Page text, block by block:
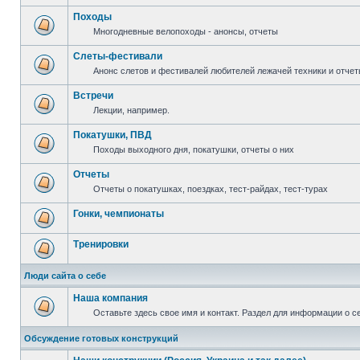
Походы
Многодневные велопоходы - анонсы, отчеты
Слеты-фестивали
Анонс слетов и фестивалей любителей лежачей техники и
Встречи
Лекции, например.
Покатушки, ПВД
Походы выходного дня, покатушки, отчеты о них
Отчеты
Отчеты о покатушках, поездках, тест-райдах, тест-турах
Гонки, чемпионаты
Тренировки
Люди сайта о себе
Наша компания
Оставьте здесь свое имя и контакт. Раздел для информации о
Обсуждение готовых конструкций